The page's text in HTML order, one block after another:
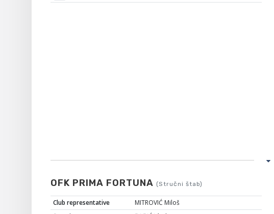
OFK PRIMA FORTUNA (Stručni štab)
Club representative
MITROVIĆ Miloš